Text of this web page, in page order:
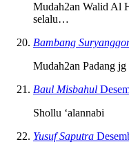
Mudah2an Walid Al
selalu…
Bambang
Mudah2an Padang
Baul Misbahul
Shollu ‘alannabi
Yusuf Saputra